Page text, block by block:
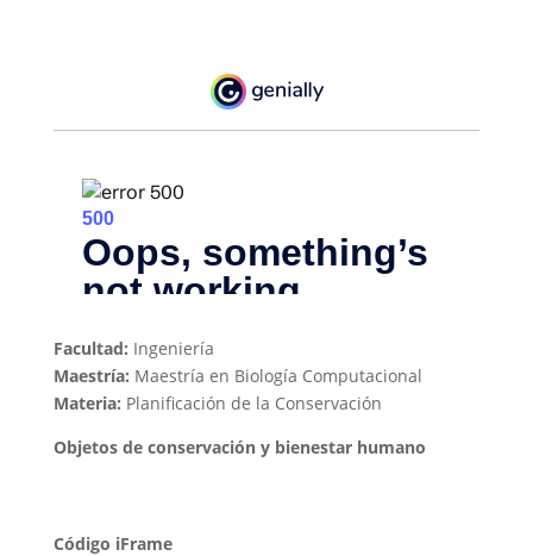
Facultad: Ingeniería
Maestría: Maestría en Biología Computacional
Materia: Planificación de la Conservación
Objetos de conservación y bienestar humano
Código iFrame